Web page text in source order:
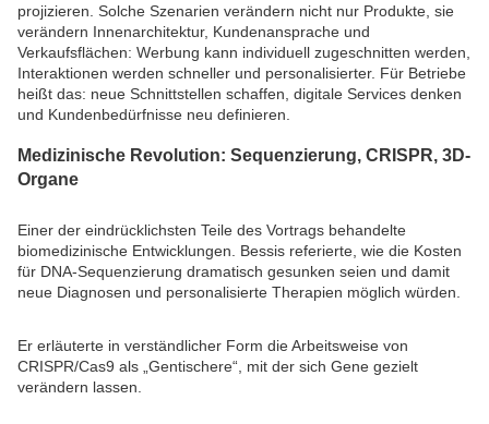
projizieren. Solche Szenarien verändern nicht nur Produkte, sie
verändern Innenarchitektur, Kundenansprache und
Verkaufsflächen: Werbung kann individuell zugeschnitten werden,
Interaktionen werden schneller und personalisierter. Für Betriebe
heißt das: neue Schnittstellen schaffen, digitale Services denken
und Kundenbedürfnisse neu definieren.
Medizinische Revolution: Sequenzierung, CRISPR, 3D-
Organe
Einer der eindrücklichsten Teile des Vortrags behandelte
biomedizinische Entwicklungen. Bessis referierte, wie die Kosten
für DNA-Sequenzierung dramatisch gesunken seien und damit
neue Diagnosen und personalisierte Therapien möglich würden.
Er erläuterte in verständlicher Form die Arbeitsweise von
CRISPR/Cas9 als „Gentischere“, mit der sich Gene gezielt
verändern lassen.